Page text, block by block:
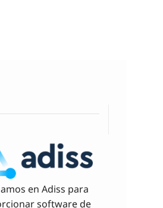
en Adiss para
software de